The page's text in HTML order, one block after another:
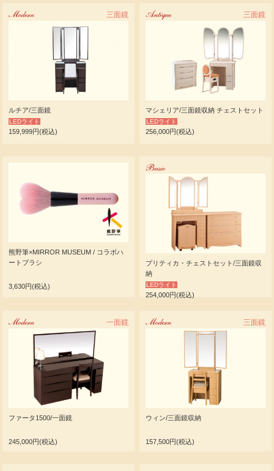
三面鏡
ルチア/三面鏡
LEDライト
159,999円(税込)
三面鏡
マシェリア/三面鏡収納 チェストセット
LEDライト
256,000円(税込)
熊野筆×MIRROR MUSEUM / コラボハ
ートブラシ
3,630円(税込)
プリティカ・チェストセット/三面鏡収
納
LEDライト
254,000円(税込)
一面鏡
ファータ1500/一面鏡
245,000円(税込)
三面鏡
ウィン/三面鏡収納
157,500円(税込)